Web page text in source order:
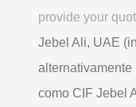
provide your
Jebel Ali, UAE
alternativamente
como CIF Jebel